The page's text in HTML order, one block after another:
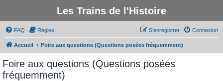
Les Trains de l'Histoire
FAQ Règles Connexion
S’enregistrer
Accueil Foire aux questions (Questions posées fréquemment)
Foire aux questions (Questions posées
fréquemment)